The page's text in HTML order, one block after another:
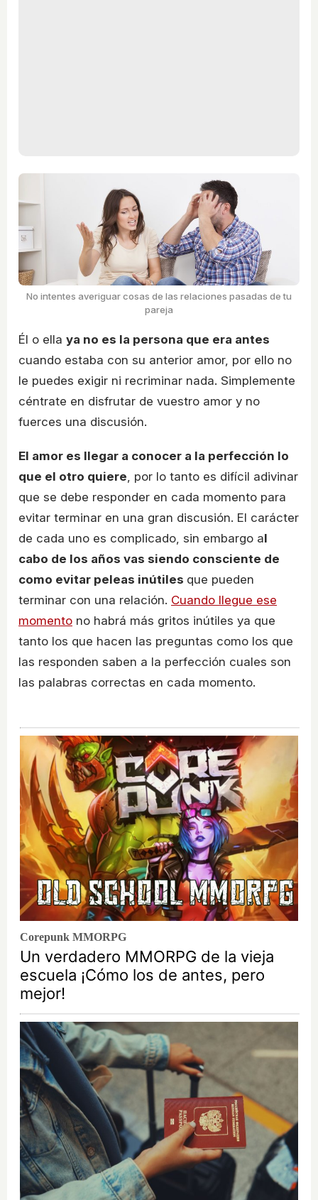
No intentes averiguar cosas de las relaciones pasadas de tu
pareja
Él o ella ya no es la persona que era antes
cuando estaba con su anterior amor, por ello no
le puedes exigir ni recriminar nada. Simplemente
céntrate en disfrutar de vuestro amor y no
fuerces una discusión.
El amor es llegar a conocer a la perfección lo
que el otro quiere , por lo tanto es difícil adivinar
que se debe responder en cada momento para
evitar terminar en una gran discusión. El carácter
de cada uno es complicado, sin embargo al
cabo de los años vas siendo consciente de
como evitar peleas inútiles que pueden
terminar con una relación. Cuando llegue ese
momento no habrá más gritos inútiles ya que
tanto los que hacen las preguntas como los que
las responden saben a la perfección cuales son
las palabras correctas en cada momento.
Corepunk MMORPG
Un verdadero MMORPG de la vieja
escuela ¡Cómo los de antes, pero
mejor!